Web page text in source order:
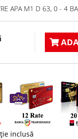
APA M1 D 63, 0 - 4
inclusă